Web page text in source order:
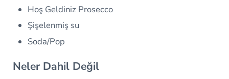
Hoş Geldiniz Prosecco
Şişelenmiş su
Soda/Pop
Neler Dahil Değil